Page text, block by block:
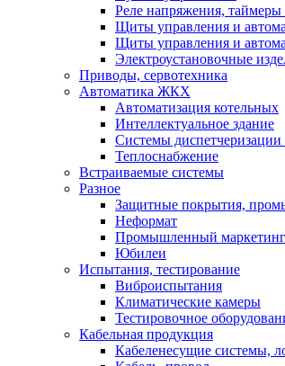
Реле напряжения, таймеры
Щиты управления и
Щиты управления и
Электроустановочные
Приводы, сервотехника
Автоматика ЖКХ
Автоматизация котельных
Интеллектуальное здание
Системы
Теплоснабжение
Встраиваемые системы
Разное
Защитные покрытия,
Неформат
Промышленный маркетинг
Юбилеи
Испытания, тестирование
Виброиспытания
Климатические камеры
Тестировочное
Кабельная продукция
Кабеленесущие системы,